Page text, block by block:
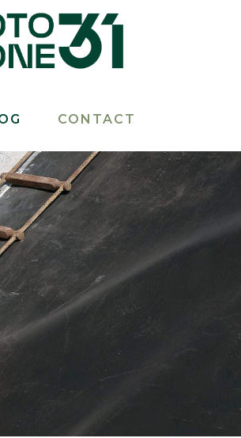
CONTACT